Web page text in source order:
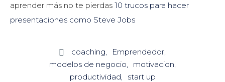
aprender más no te pierdas 10 trucos para hacer
presentaciones como Steve Jobs
 coaching
Emprendedor
modelos de negocio
motivacion
productividad
start up